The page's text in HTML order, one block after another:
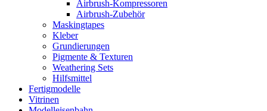
Airbrush-Kompressoren
Airbrush-Zubehör
Maskingtapes
Kleber
Grundierungen
Pigmente & Texturen
Weathering Sets
Hilfsmittel
Fertigmodelle
Vitrinen